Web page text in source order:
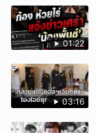
01:22
03:16